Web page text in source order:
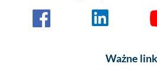
Ważne